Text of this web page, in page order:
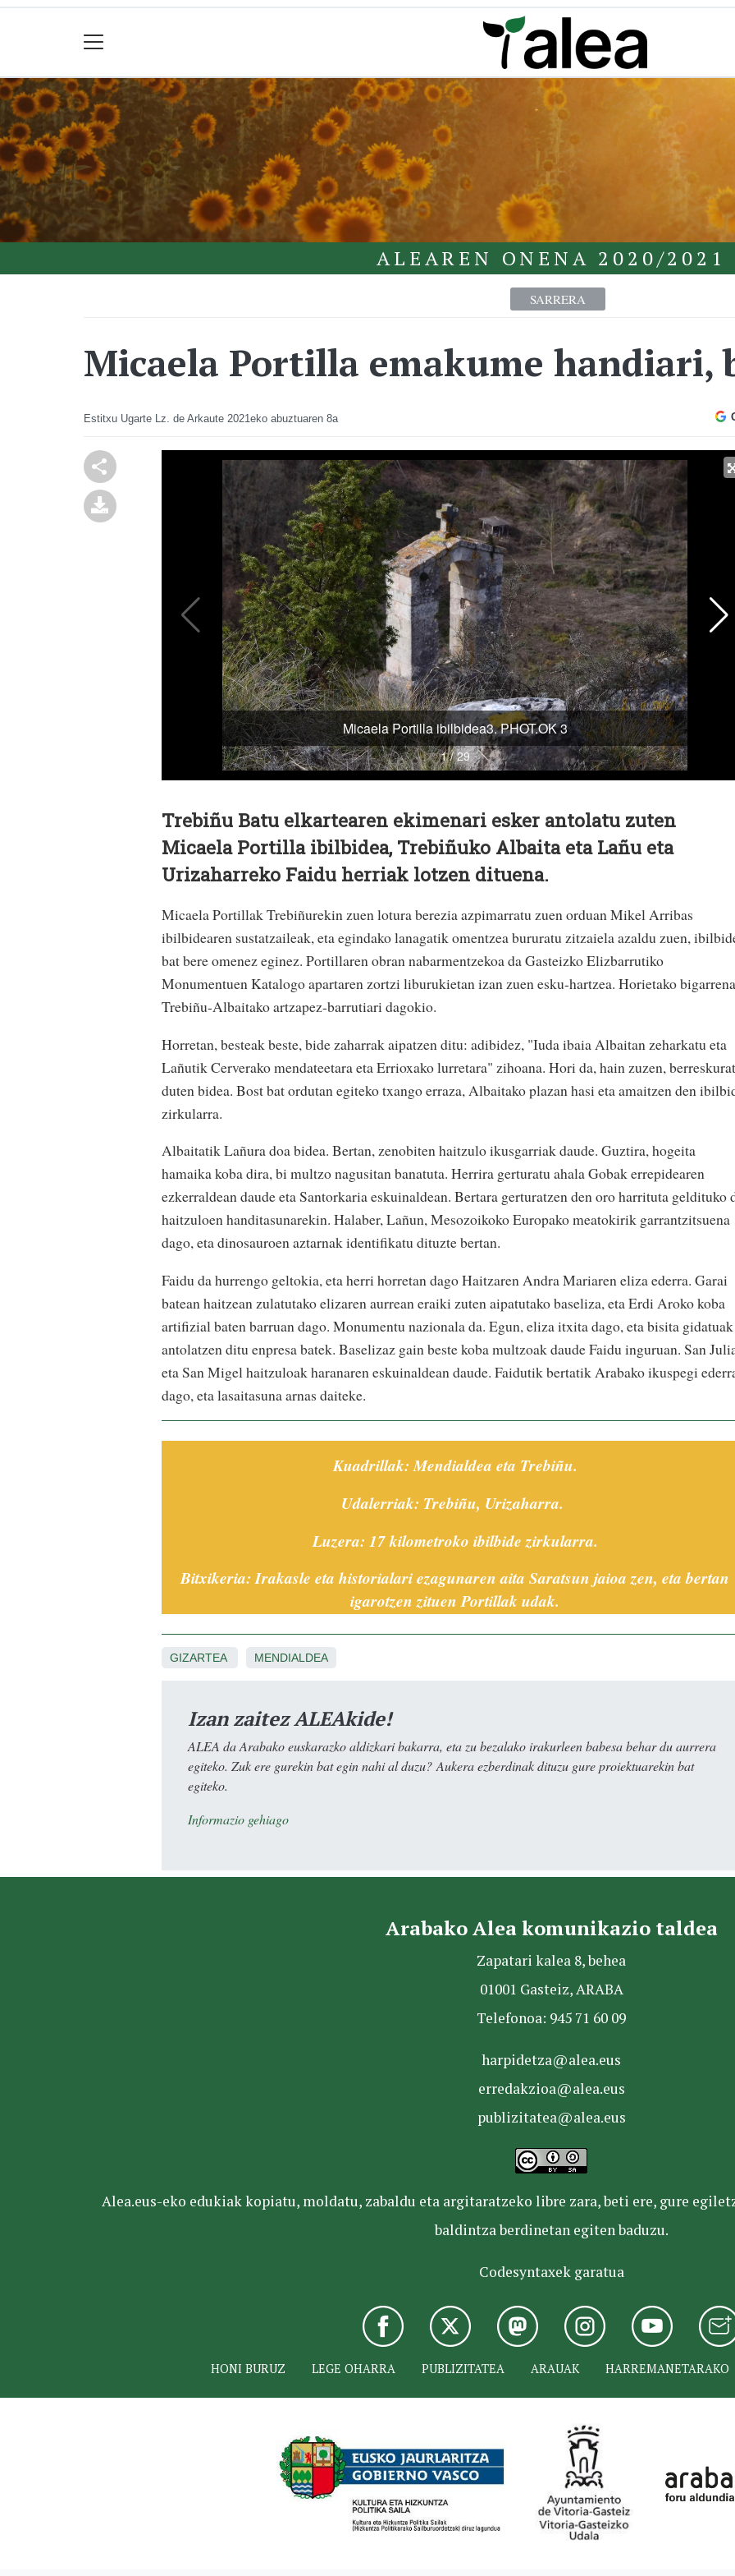
ALEAREN ONENA 2020/2021
SARRERA
Micaela Portilla emakume handiari,
Estitxu Ugarte Lz. de Arkaute 2021eko abuztuaren 8a
Trebiñu Batu elkartearen ekimenari esker antolatu zuten
Micaela Portilla ibilbidea, Trebiñuko Albaita eta Lañu eta
Urizaharreko Faidu herriak lotzen dituena.
Micaela Portillak Trebiñurekin zuen lotura berezia azpimarratu zuen orduan Mikel Arribas
ibilbidearen sustatzaileak, eta egindako lanagatik omentzea bururatu zitzaiela azaldu zuen,
bat bere omenez eginez. Portillaren obran nabarmentzekoa da Gasteizko Elizbarrutiko
Monumentuen Katalogo apartaren zortzi liburukietan izan zuen esku-hartzea. Horietako
Trebiñu-Albaitako artzapez-barrutiari dagokio.
Horretan, besteak beste, bide zaharrak aipatzen ditu: adibidez, "Iuda ibaia Albaitan zeharkatu eta
Lañutik Cerverako mendateetara eta Errioxako lurretara" zihoana. Hori da, hain zuzen,
duten bidea. Bost bat ordutan egiteko txango erraza, Albaitako plazan hasi eta amaitzen den
zirkularra.
Albaitatik Lañura doa bidea. Bertan, zenobiten haitzulo ikusgarriak daude. Guztira, hogeita
hamaika koba dira, bi multzo nagusitan banatuta. Herrira gerturatu ahala Gobak errepidearen
ezkerraldean daude eta Santorkaria eskuinaldean. Bertara gerturatzen den oro harrituta geldituko
haitzuloen handitasunarekin. Halaber, Lañun, Mesozoikoko Europako meatokirik garrantzitsuena
dago, eta dinosauroen aztarnak identifikatu dituzte bertan.
Faidu da hurrengo geltokia, eta herri horretan dago Haitzaren Andra Mariaren eliza ederra. Garai
batean haitzean zulatutako elizaren aurrean eraiki zuten aipatutako baseliza, eta Erdi Aroko koba
artifizial baten barruan dago. Monumentu nazionala da. Egun, eliza itxita dago, eta bisita gidatuak
antolatzen ditu enpresa batek. Baselizaz gain beste koba multzoak daude Faidu inguruan. San
eta San Migel haitzuloak haranaren eskuinaldean daude. Faidutik bertatik Arabako ikuspegi
dago, eta lasaitasuna arnas daiteke.
Kuadrillak: Mendialdea eta Trebiñu.
Udalerriak: Trebiñu, Urizaharra.
Luzera: 17 kilometroko ibilbide zirkularra.
Bitxikeria: Irakasle eta historialari ezagunaren aita Saratsun jaioa zen, eta bertan
igarotzen zituen Portillak udak.
GIZARTEA MENDIALDEA
Izan zaitez ALEAkide!
ALEA da Arabako euskarazko aldizkari bakarra, eta zu bezalako irakurleen babesa behar du aurrera
egiteko. Zuk ere gurekin bat egin nahi al duzu? Aukera ezberdinak dituzu gure proiektuarekin bat
egiteko.
Informazio gehiago
Arabako Alea komunikazio taldea
Zapatari kalea 8, behea
01001 Gasteiz, ARABA
Telefonoa: 945 71 60 09
harpidetza@alea.eus
erredakzioa@alea.eus
publizitatea@alea.eus
Alea.eus-eko edukiak kopiatu, moldatu, zabaldu eta argitaratzeko libre zara, beti ere, gure
baldintza berdinetan egiten baduzu.
Codesyntaxek garatua
HONI BURUZ LEGE OHARRA PUBLIZITATEA ARAUAK HARREMANETARAKO